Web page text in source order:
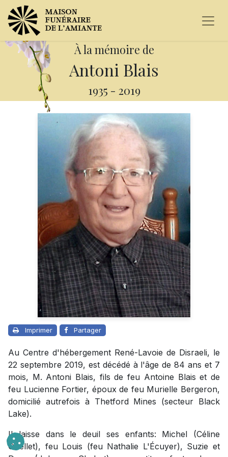
À la mémoire de
Antoni Blais
1935 - 2019
Imprimer Partager
Au Centre d'hébergement René-Lavoie de Disraeli, le
22 septembre 2019, est décédé à l'âge de 84 ans et 7
mois, M. Antoni Blais, fils de feu Antoine Blais et de
feu Lucienne Fortier, époux de feu Murielle Bergeron,
domicilié autrefois à Thetford Mines (secteur Black
Lake).
Il laisse dans le deuil ses enfants: Michel (Céline
Ouellet), feu Louis (feu Nathalie L'Écuyer), Suzie et